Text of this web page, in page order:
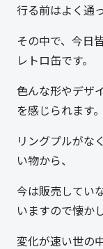
行る前はよく通
その中で、今日
レトロ缶です。
色んな形やデザ
を感じられます。
リングプルがな
い物から、
今は販売してい
いますので懐か
変化が速い世の